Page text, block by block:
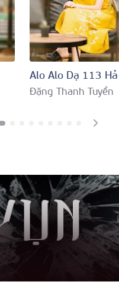
Alo Alo Dạ 113 Hả
Đặng Thanh Tuyền